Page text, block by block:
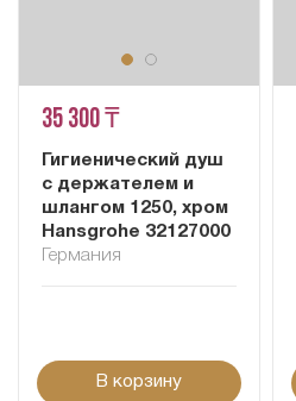
35 300 ₸
Гигиенический душ
с держателем и
шлангом 1250, хром
Hansgrohe 32127000
Германия
В корзину